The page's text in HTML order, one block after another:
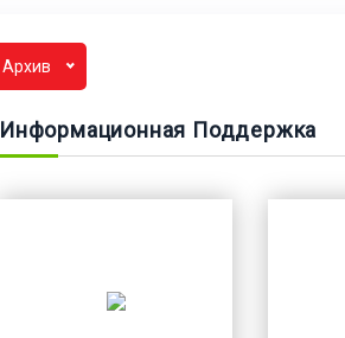
Архив
Информационная Поддержка